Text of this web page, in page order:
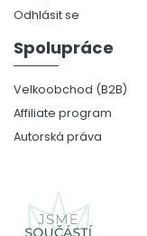
Odhlásit se
Spolupráce
Velkoobchod (B2B)
Affiliate program
Autorská práva